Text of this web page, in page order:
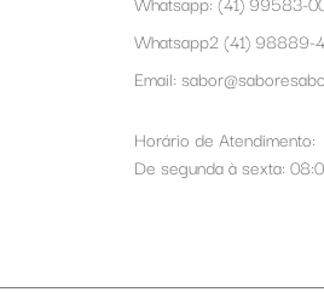
Whatsapp2(41) 98889-
Email:
Horário de Atendimento:
De segunda à sexta: